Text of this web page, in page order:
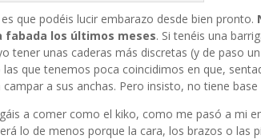
que podéis lucir embarazo desde bien pronto.
fabada los últimos meses. Si tenéis una
tener unas caderas más discretas (y de paso
que tenemos poca coincidimos en que,
a sus anchas. Pero insisto, no tiene
a comer como el kiko, como me pasó a mi
lo de menos porque la cara, los brazos o las